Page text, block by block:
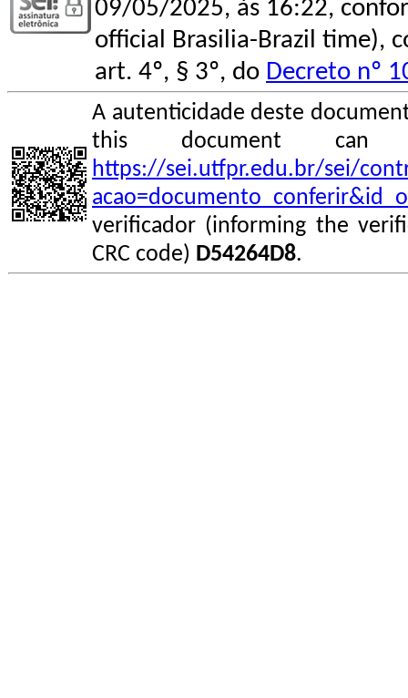
09/05/2025, às 16:22,
official Brasilia-Brazil time),
art. 4º, § 3º, do Decreto nº
A autenticidade deste
this document
https://sei.utfpr.edu.br/sei/
verificador (informing the
CRC code) D54264D8.